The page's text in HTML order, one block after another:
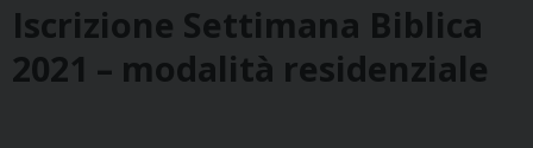
content
Iscrizione Settimana Biblica
2021 – modalità residenziale